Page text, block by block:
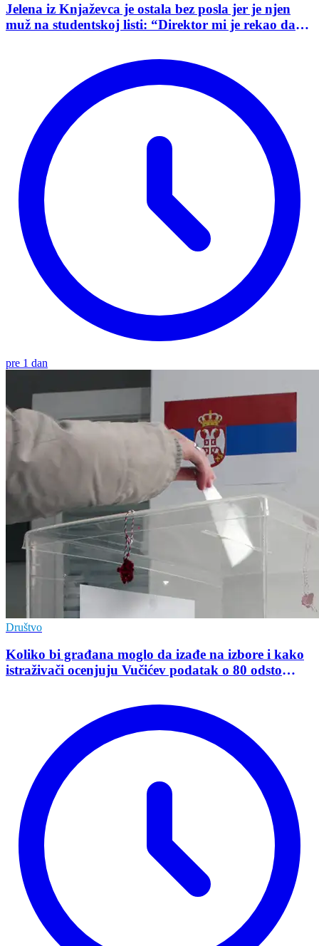
Jelena iz Knjaževca je ostala bez posla jer je njen
muž na studentskoj listi: “Direktor mi je rekao da
pre 1 dan
Društvo
Koliko bi građana moglo da izađe na izbore i kako
istraživači ocenjuju Vučićev podatak o 80 odsto